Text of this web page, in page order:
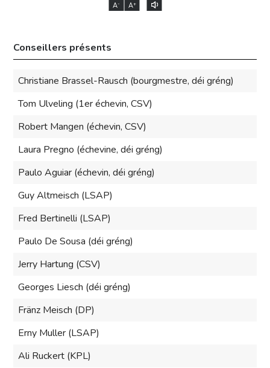
A- A+
Conseillers présents
Christiane Brassel-Rausch (bourgmestre, déi gréng)
Tom Ulveling (1er échevin, CSV)
Robert Mangen (échevin, CSV)
Laura Pregno (échevine, déi gréng)
Paulo Aguiar (échevin, déi gréng)
Guy Altmeisch (LSAP)
Fred Bertinelli (LSAP)
Paulo De Sousa (déi gréng)
Jerry Hartung (CSV)
Georges Liesch (déi gréng)
Fränz Meisch (DP)
Erny Muller (LSAP)
Ali Ruckert (KPL)